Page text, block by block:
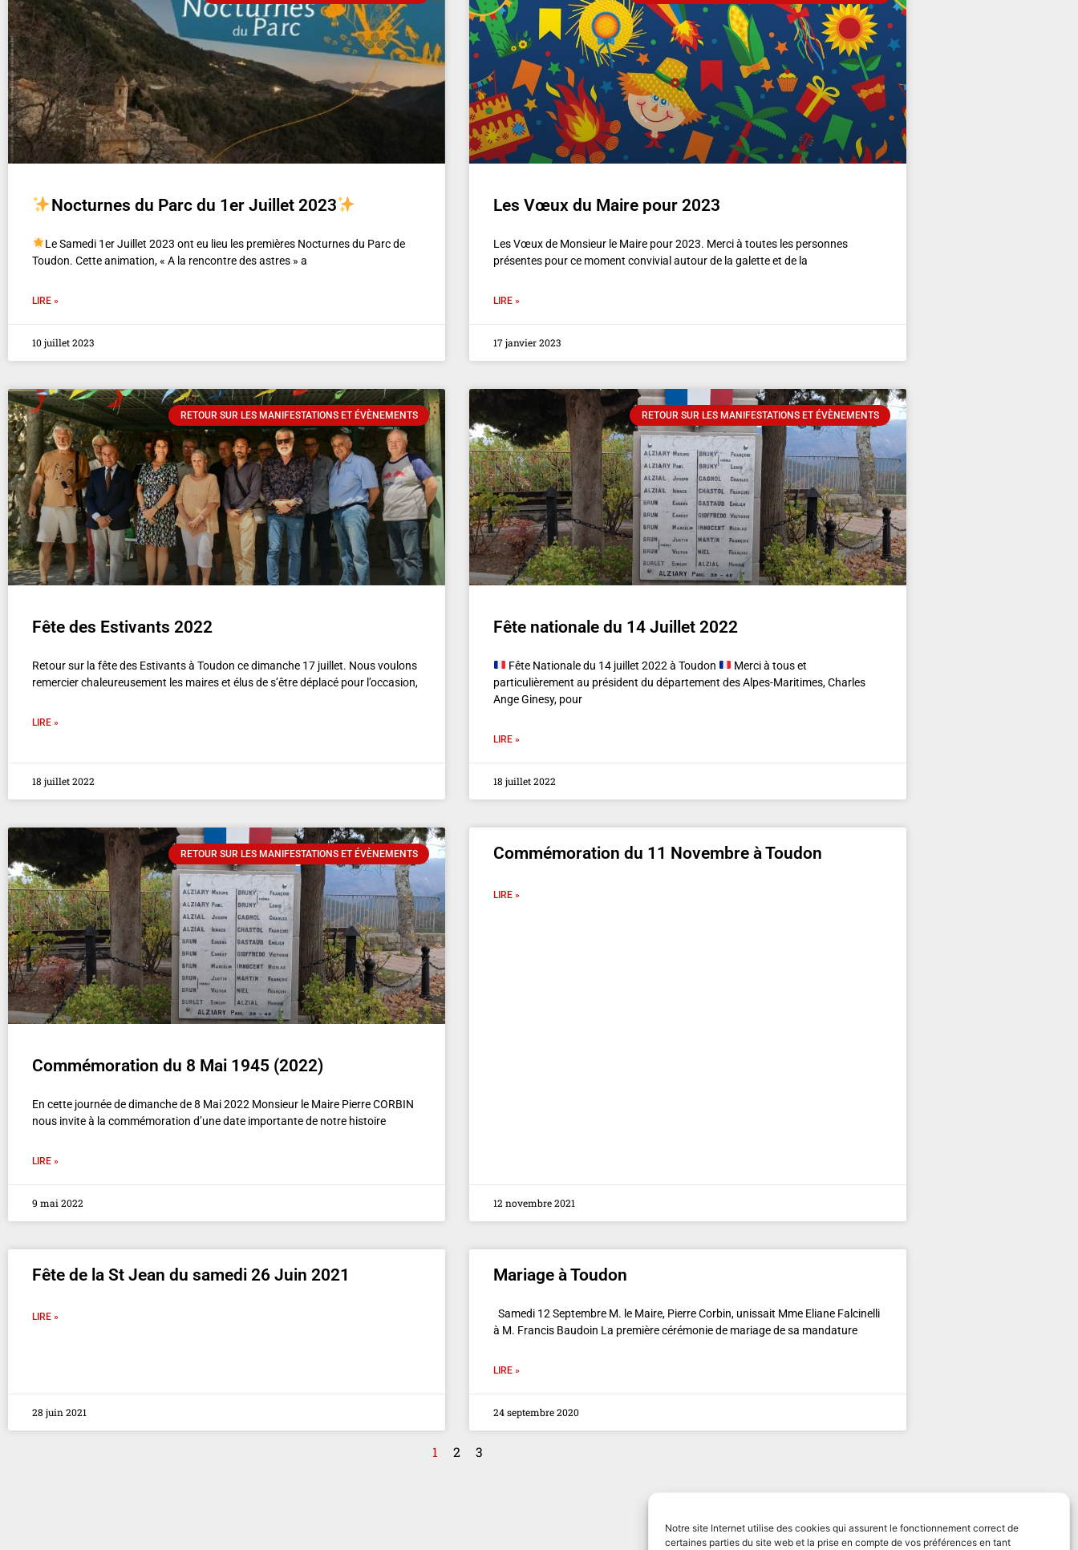
Notre site Internet utilise des cookies qui assurent le fonctionnement correct de
certaines parties du site web et la prise en compte de vos préférences en tant
Nocturnes du Parc du 1er Juillet 2023
Le Samedi 1er Juillet 2023 ont eu lieu les premières Nocturnes du Parc de
Toudon. Cette animation, « A la rencontre des astres » a
LIRE »
10 juillet 2023
Les Vœux du Maire pour 2023
Les Vœux de Monsieur le Maire pour 2023. Merci à toutes les personnes
présentes pour ce moment convivial autour de la galette et de la
LIRE »
17 janvier 2023
RETOUR SUR LES MANIFESTATIONS ET ÉVÈNEMENTS
Fête des Estivants 2022
Retour sur la fête des Estivants à Toudon ce dimanche 17 juillet. Nous voulons
remercier chaleureusement les maires et élus de s’être déplacé pour l’occasion,
LIRE »
18 juillet 2022
RETOUR SUR LES MANIFESTATIONS ET ÉVÈNEMENTS
Fête nationale du 14 Juillet 2022
Fête Nationale du 14 juillet 2022 à Toudon
Merci à tous et
particulièrement au président du département des Alpes-Maritimes, Charles
Ange Ginesy, pour
LIRE »
18 juillet 2022
RETOUR SUR LES MANIFESTATIONS ET ÉVÈNEMENTS
Commémoration du 8 Mai 1945 (2022)
En cette journée de dimanche de 8 Mai 2022 Monsieur le Maire Pierre CORBIN
nous invite à la commémoration d’une date importante de notre histoire
LIRE »
9 mai 2022
Commémoration du 11 Novembre à Toudon
LIRE »
12 novembre 2021
Fête de la St Jean du samedi 26 Juin 2021
LIRE »
28 juin 2021
Mariage à Toudon
Samedi 12 Septembre M. le Maire, Pierre Corbin, unissait Mme Eliane Falcinelli
à M. Francis Baudoin La première cérémonie de mariage de sa mandature
LIRE »
24 septembre 2020
1 2 3